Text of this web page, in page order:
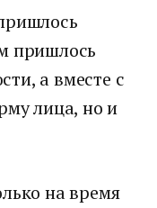
пришлось
а вместе с
лица, но и
на время